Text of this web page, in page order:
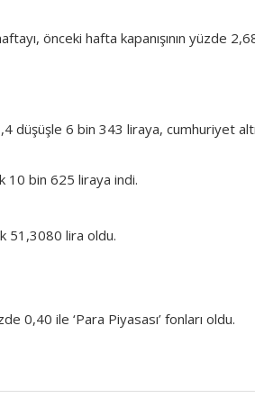
önceki hafta kapanışının yüzde
düşüşle 6 bin 343 liraya, cumhuriyet
10 bin 625 liraya indi.
51,3080 lira oldu.
0,40 ile ‘Para Piyasası’ fonları oldu.